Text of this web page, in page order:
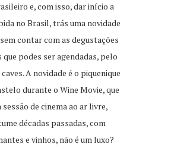
e, com isso, dar início a
no Brasil, trás uma novidade
contar com as degustações
podes ser agendadas, pelo
A novidade é o piquenique
durante o Wine Movie, que
sessão de cinema ao ar livre,
décadas passadas, com
e vinhos, não é um luxo?